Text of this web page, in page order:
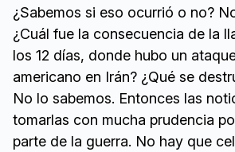
¿Sabemos si eso ocurrió o no?
¿Cuál fue la consecuencia de la
los 12 días, donde hubo un
americano en Irán? ¿Qué se
No lo sabemos. Entonces las
tomarlas con mucha prudencia
parte de la guerra. No hay que